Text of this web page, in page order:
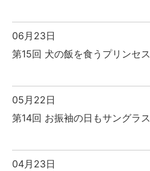
06月23日
第15回 犬の飯を食うプリンセス
05月22日
第14回 お振袖の日もサングラス
04月23日